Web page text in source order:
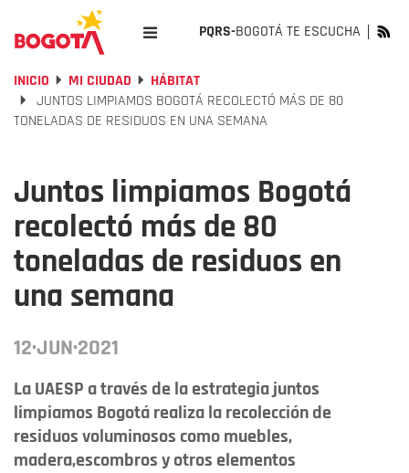
PQRS-BOGOTÁ TE ESCUCHA
INICIO MI CIUDAD
HÁBITAT
JUNTOS LIMPIAMOS BOGOTÁ RECOLECTÓ MÁS DE 80
TONELADAS DE RESIDUOS EN UNA SEMANA
Juntos limpiamos Bogotá
recolectó más de 80
toneladas de residuos en
una semana
12·JUN·2021
La UAESP a través de la estrategia juntos
limpiamos Bogotá realiza la recolección de
residuos voluminosos como muebles,
madera,escombros y otros elementos